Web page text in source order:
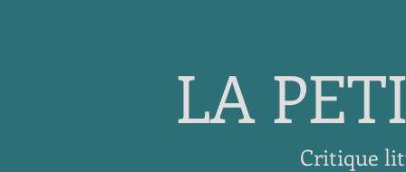
LA
Critique